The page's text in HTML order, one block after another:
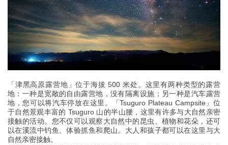
「津黑高原露营地」位于海拔 500 米处。这里有两种类型的露营
地：一种是宽敞的自由露营地，没有隔离设施；另一种是汽车露营
地，您可以将汽车停放在这里。「Tsuguro Plateau Campsite」位
于自然景观丰富的 Tsuguro 山的半山腰，这里有许多与大自然亲密
接触的活动。您不仅可以观察大自然中的昆虫、植物和花朵，还可
以在溪流中钓鱼、体验抓鱼和爬山。大人和孩子都可以在这里与大
自然亲密接触。